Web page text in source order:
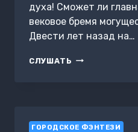
духа! Сможет ли
вековое бремя
Двести лет назад на…
СЛУШАТЬ ВИНДЕРА.
ГОРОДСКОЕ ФЭНТЕЗИ